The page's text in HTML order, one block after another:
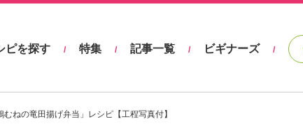
ピを探す / 特集 / 記事一覧 / ビギナーズ /
ねの竜田揚げ弁当」レシピ【工程写真付】